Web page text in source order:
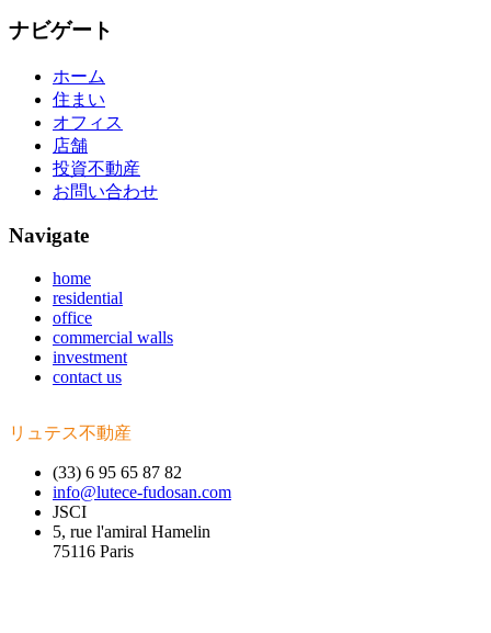
ナビゲート
ホーム
住まい
オフィス
店舗
投資不動産
お問い合わせ
Navigate
home
residential
office
commercial walls
investment
contact us
リュテス不動産
(33) 6 95 65 87 82
info@lutece-fudosan.com
JSCI
5, rue l'amiral Hamelin
75116 Paris